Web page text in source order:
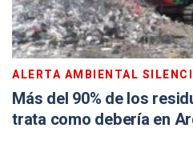
ALERTA AMBIENTAL
Más del 90% de los
trata como debería en